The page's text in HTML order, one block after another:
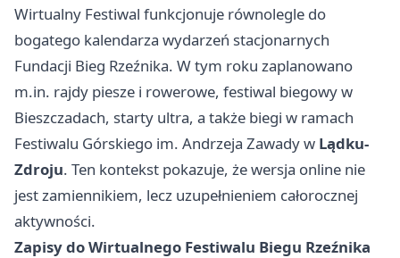
Wirtualny Festiwal funkcjonuje równolegle do
bogatego kalendarza wydarzeń stacjonarnych
Fundacji Bieg Rzeźnika. W tym roku zaplanowano
m.in. rajdy piesze i rowerowe, festiwal biegowy w
Bieszczadach, starty ultra, a także biegi w ramach
Festiwalu Górskiego im. Andrzeja Zawady w Lądku-
Zdroju. Ten kontekst pokazuje, że wersja online nie
jest zamiennikiem, lecz uzupełnieniem całorocznej
aktywności.
Zapisy do Wirtualnego Festiwalu Biegu Rzeźnika